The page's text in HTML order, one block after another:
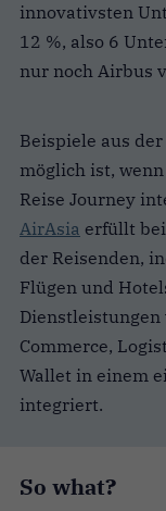
innovativsten
12 %, also 6
nur noch Airbus
Beispiele aus
möglich ist,
Reise Journey
AirAsia erfüllt
der Reisenden,
Flügen und
Dienstleistungen
Commerce,
Wallet in einem
integriert.
So what?